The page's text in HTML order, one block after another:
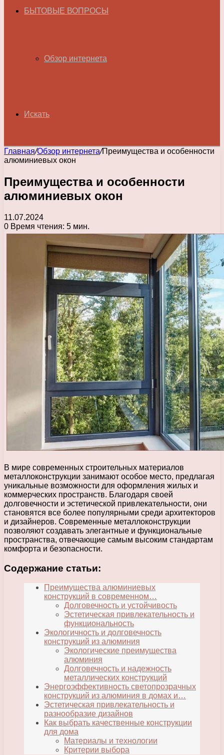
БЫТОВЫЕ ВОПРОСЫ
Обзор интернета
Искать
Главная/Обзор интернета/Преимущества и особенности
алюминиевых окон
Преимущества и особенности
алюминиевых окон
11.07.2024
0 Время чтения: 5 мин.
В мире современных строительных материалов
металлоконструкции занимают особое место, предлагая
уникальные возможности для оформления жилых и
коммерческих пространств. Благодаря своей
долговечности и эстетической привлекательности, они
становятся все более популярными среди архитекторов
и дизайнеров. Современные металлоконструкции
позволяют создавать элегантные и функциональные
пространства, отвечающие самым высоким стандартам
комфорта и безопасности.
Содержание статьи:
Преимущества алюминиевых
конструкций в современном…
Долговечность и устойчивость
Эстетическая привлекательность и
функциональность
Экологичность и долговечность
конструкций из алюминия
Экологические преимущества
алюминия
Долговечность и надежность
металлических конструкций
Энергоэффективность светопрозрачных
конструкций из алюминия в домах и…
Эстетическая привлекательность и
разнообразие дизайнов
Как выбрать качественные конструкции
для дома
Материалы и технологии
Критерии выбора